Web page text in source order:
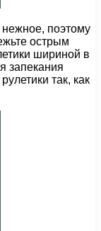
нежное, поэтому
острым
шириной в
запекания
так, как